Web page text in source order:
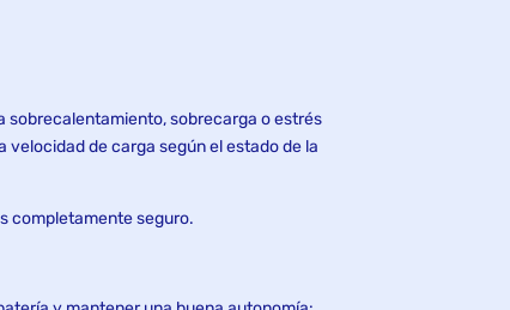
sobrecalentamiento, sobrecarga o estrés
de carga según el estado de la
completamente seguro.